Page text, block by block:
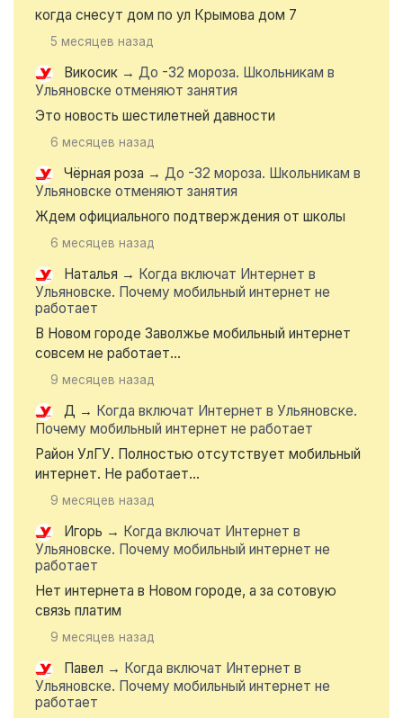
когда снесут дом по ул Крымова дом 7
5 месяцев назад
Викосик → До -32 мороза. Школьникам в
Ульяновске отменяют занятия
Это новость шестилетней давности
6 месяцев назад
Чёрная роза → До -32 мороза. Школьникам в
Ульяновске отменяют занятия
Ждем официального подтверждения от школы
6 месяцев назад
Наталья → Когда включат Интернет в
Ульяновске. Почему мобильный интернет не
работает
В Новом городе Заволжье мобильный интернет
совсем не работает...
9 месяцев назад
Д → Когда включат Интернет в Ульяновске.
Почему мобильный интернет не работает
Район УлГУ. Полностью отсутствует мобильный
интернет. Не работает...
9 месяцев назад
Игорь → Когда включат Интернет в
Ульяновске. Почему мобильный интернет не
работает
Нет интернета в Новом городе, а за сотовую
связь платим
9 месяцев назад
Павел → Когда включат Интернет в
Ульяновске. Почему мобильный интернет не
работает